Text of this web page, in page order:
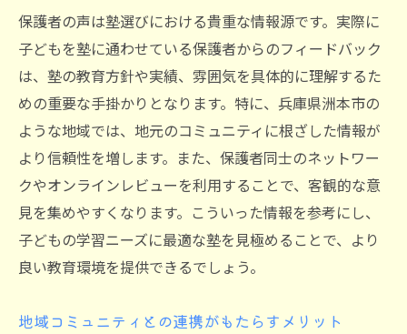
保護者の声は塾選びにおける貴重な情報源です。実際に
子どもを塾に通わせている保護者からのフィードバック
は、塾の教育方針や実績、雰囲気を具体的に理解するた
めの重要な手掛かりとなります。特に、兵庫県洲本市の
ような地域では、地元のコミュニティに根ざした情報が
より信頼性を増します。また、保護者同士のネットワー
クやオンラインレビューを利用することで、客観的な意
見を集めやすくなります。こういった情報を参考にし、
子どもの学習ニーズに最適な塾を見極めることで、より
良い教育環境を提供できるでしょう。
地域コミュニティとの連携がもたらすメリット